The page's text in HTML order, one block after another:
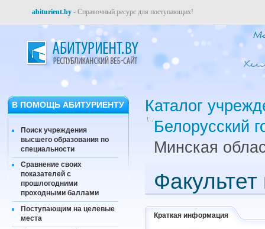
abiturient.by - Справочный ресурс для поступающих!
В ПОМОЩЬ АБИТУРИЕНТУ
Поиск учреждения
высшего образования по
специальности
Сравнение своих
показателей с
прошлогодними
проходными баллами
Поступающим на целевые
места
Каталог
Белорусский
Минская
Краткая информация